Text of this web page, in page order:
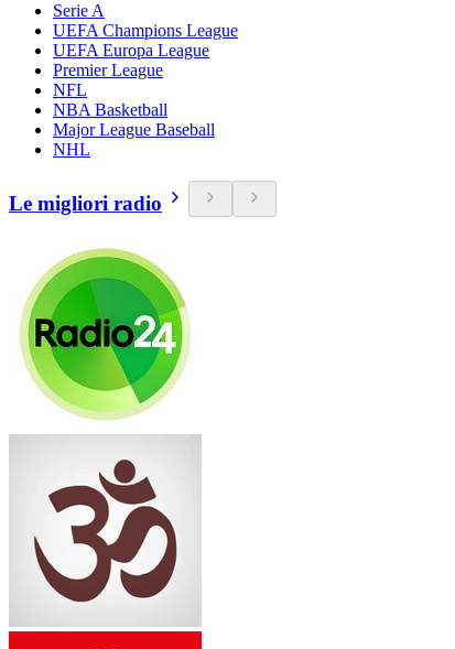
Serie A
UEFA Champions League
UEFA Europa League
Premier League
NFL
NBA Basketball
Major League Baseball
NHL
Le migliori radio